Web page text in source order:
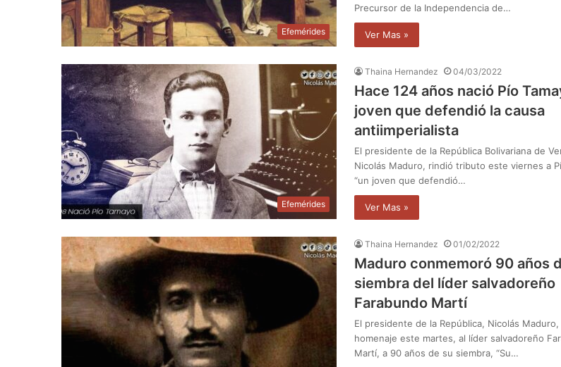
Efemérides
Precursor de la Independencia de…
Ver Mas »
Efemérides
Thaina Hernandez 04/03/2022
Hace 124 años nació Pío
joven que defendió la causa
antiimperialista
El presidente de la República Bolivariana de
Nicolás Maduro, rindió tributo este viernes a
“un joven que defendió…
Ver Mas »
Thaina Hernandez 01/02/2022
Maduro conmemoró 90 años
siembra del líder salvadoreño
Farabundo Martí
El presidente de la República, Nicolás
homenaje este martes, al líder salvadoreño
Martí, a 90 años de su siembra, “Su…